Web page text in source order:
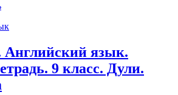
Английский язык.
9 класс. Дули.